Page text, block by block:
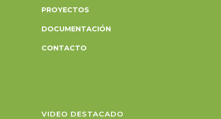
PROYECTOS
DOCUMENTACIÓN
CONTACTO
VIDEO DESTACADO